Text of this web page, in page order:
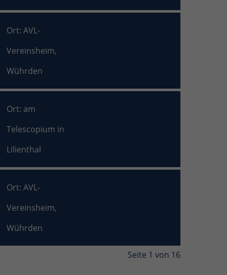
Ort: AVL-
Vereinsheim,
Wührden
Ort: am
Telescopium in
Lilienthal
Ort: AVL-
Vereinsheim,
Wührden
Seite 1 von 16